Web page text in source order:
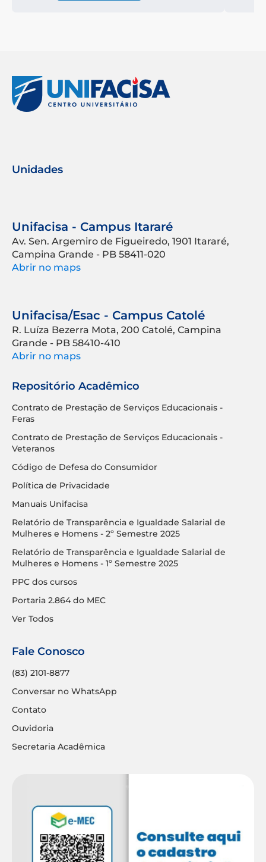
Unidades
Unifacisa - Campus Itararé
Av. Sen. Argemiro de Figueiredo, 1901 Itararé,
Campina Grande - PB 58411-020
Abrir no maps
Unifacisa/Esac - Campus Catolé
R. Luíza Bezerra Mota, 200 Catolé, Campina
Grande - PB 58410-410
Abrir no maps
Repositório Acadêmico
Contrato de Prestação de Serviços Educacionais -
Feras
Contrato de Prestação de Serviços Educacionais -
Veteranos
Código de Defesa do Consumidor
Política de Privacidade
Manuais Unifacisa
Relatório de Transparência e Igualdade Salarial de
Mulheres e Homens - 2º Semestre 2025
Relatório de Transparência e Igualdade Salarial de
Mulheres e Homens - 1º Semestre 2025
PPC dos cursos
Portaria 2.864 do MEC
Ver Todos
Fale Conosco
(83) 2101-8877
Conversar no WhatsApp
Contato
Ouvidoria
Secretaria Acadêmica